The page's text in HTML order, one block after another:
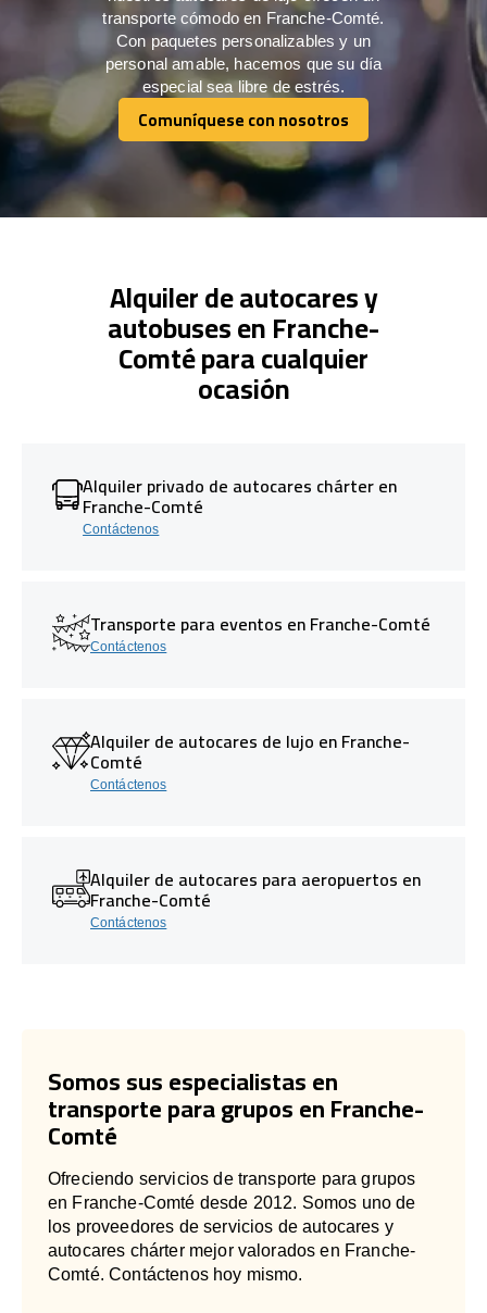
transporte cómodo en Franche-Comté.
Con paquetes personalizables y un
personal amable, hacemos que su día
especial sea libre de estrés.
Comuníquese con nosotros
Comuníquese con nosotros
Alquiler de autocares y
autobuses en Franche-
Comté para cualquier
ocasión
Alquiler privado de autocares chárter en
Franche-Comté
Contáctenos
Transporte para eventos en Franche-Comté
Contáctenos
Alquiler de autocares de lujo en Franche-
Comté
Contáctenos
Alquiler de autocares para aeropuertos en
Franche-Comté
Contáctenos
Somos sus especialistas en
transporte para grupos en Franche-
Comté
Ofreciendo servicios de transporte para grupos
en Franche-Comté desde 2012. Somos uno de
los proveedores de servicios de autocares y
autocares chárter mejor valorados en Franche-
Comté. Contáctenos hoy mismo.